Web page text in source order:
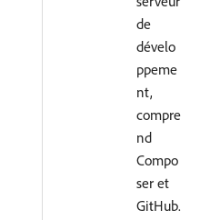
de
dévelo
ppeme
nt,
compre
nd
Compo
ser et
GitHub.